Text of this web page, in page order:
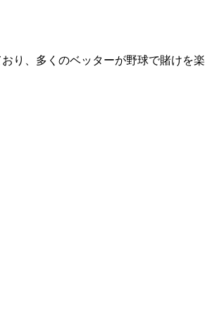
り、多くのベッターが野球で賭けを楽